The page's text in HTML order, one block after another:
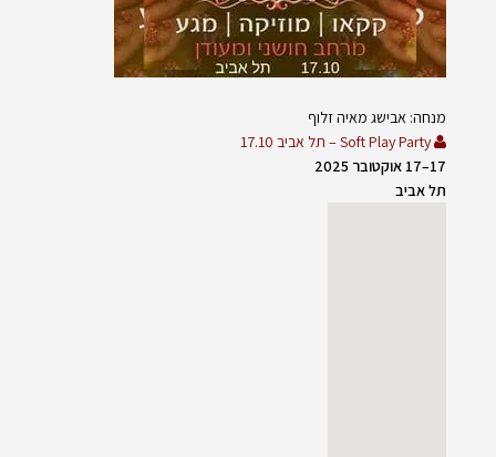
מנחה: אבישג מאיה זלוף
Soft Play Party – תל אביב 17.10
17–17 אוקטובר 2025
תל אביב